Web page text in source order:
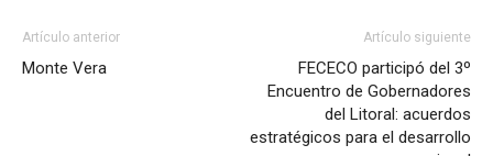
Artículo anterior
Monte Vera
Artículo siguiente
FECECO participó del 3º
Encuentro de Gobernadores
del Litoral: acuerdos
estratégicos para el desarrollo